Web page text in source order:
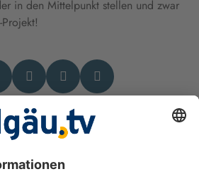
in den Mittelpunkt stellen und zwar
auch